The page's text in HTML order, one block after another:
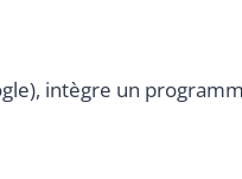
intègre un